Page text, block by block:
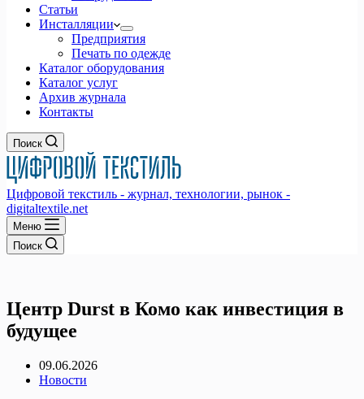
Статьи
Инсталляции
Предприятия
Печать по одежде
Каталог оборудования
Каталог услуг
Архив журнала
Контакты
Поиск
Цифровой текстиль - журнал, технологии, рынок -
digitaltextile.net
Меню
Поиск
Центр Durst в Комо как инвестиция в
будущее
09.06.2026
Новости